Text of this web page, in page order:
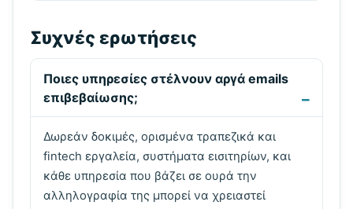
Συχνές ερωτήσεις
Ποιες υπηρεσίες στέλνουν αργά emails
επιβεβαίωσης;
Δωρεάν δοκιμές, ορισμένα τραπεζικά και
fintech εργαλεία, συστήματα εισιτηρίων, και
κάθε υπηρεσία που βάζει σε ουρά την
αλληλογραφία της μπορεί να χρειαστεί